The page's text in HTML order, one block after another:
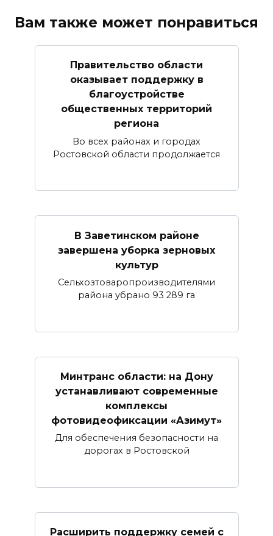
Вам также может понравиться
Правительство области
оказывает поддержку в
благоустройстве
общественных территорий
региона
Во всех районах и городах
Ростовской области продолжается
В Заветинском районе
завершена уборка зерновых
культур
Сельхозтоваропроизводителями
района убрано 93 289 га
Минтранс области: на Дону
устанавливают современные
комплексы
фотовидеофиксации «Азимут»
Для обеспечения безопасности на
дорогах в Ростовской
Расширить поддержку семей с